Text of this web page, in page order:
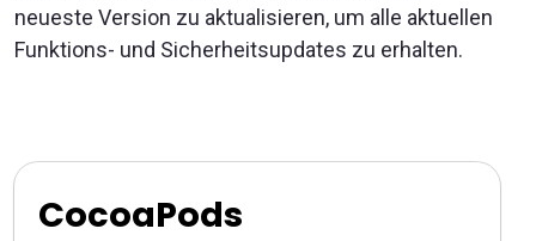
neueste Version zu aktualisieren, um alle aktuellen
Funktions- und Sicherheitsupdates zu erhalten.
CocoaPods